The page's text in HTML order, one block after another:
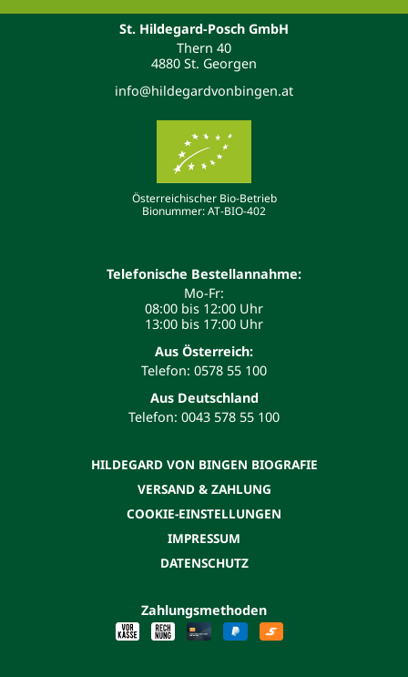
St. Hildegard-Posch GmbH
Thern 40
4880 St. Georgen
info@hildegardvonbingen.at
Österreichischer Bio-Betrieb
Bionummer: AT-BIO-402
Telefonische Bestellannahme:
Mo-Fr:
08:00 bis 12:00 Uhr
13:00 bis 17:00 Uhr
Aus Österreich:
Telefon: 0578 55 100
Aus Deutschland
Telefon: 0043 578 55 100
HILDEGARD VON BINGEN BIOGRAFIE
VERSAND & ZAHLUNG
COOKIE-EINSTELLUNGEN
IMPRESSUM
DATENSCHUTZ
Zahlungsmethoden